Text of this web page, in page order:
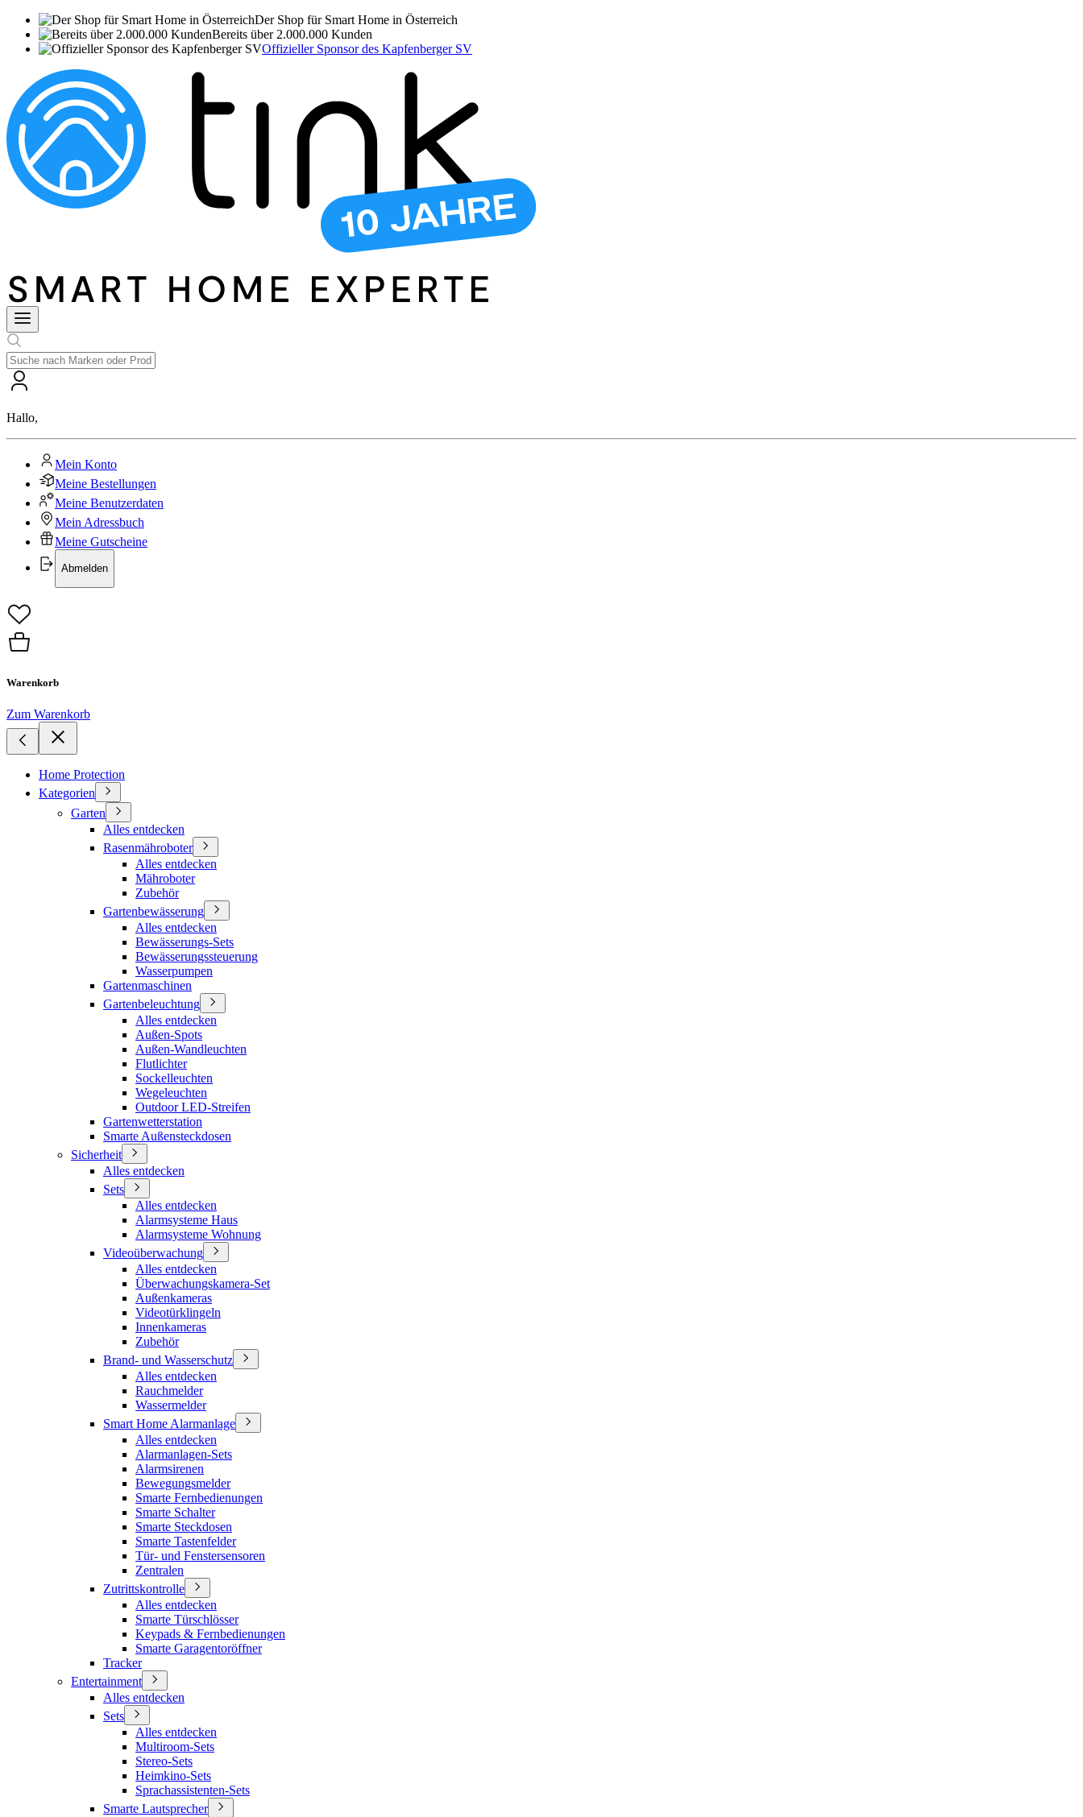
Der Shop für Smart Home in Österreich
Bereits über 2.000.000 Kunden
Offizieller Sponsor des Kapfenberger SV
Hallo,
Mein Konto
Meine Bestellungen
Meine Benutzerdaten
Mein Adressbuch
Meine Gutscheine
Abmelden
Warenkorb
Zum Warenkorb
Home Protection
Kategorien
Garten
Alles entdecken
Rasenmähroboter
Alles entdecken
Mähroboter
Zubehör
Gartenbewässerung
Alles entdecken
Bewässerungs-Sets
Bewässerungssteuerung
Wasserpumpen
Gartenmaschinen
Gartenbeleuchtung
Alles entdecken
Außen-Spots
Außen-Wandleuchten
Flutlichter
Sockelleuchten
Wegeleuchten
Outdoor LED-Streifen
Gartenwetterstation
Smarte Außensteckdosen
Sicherheit
Alles entdecken
Sets
Alles entdecken
Alarmsysteme Haus
Alarmsysteme Wohnung
Videoüberwachung
Alles entdecken
Überwachungskamera-Set
Außenkameras
Videotürklingeln
Innenkameras
Zubehör
Brand- und Wasserschutz
Alles entdecken
Rauchmelder
Wassermelder
Smart Home Alarmanlage
Alles entdecken
Alarmanlagen-Sets
Alarmsirenen
Bewegungsmelder
Smarte Fernbedienungen
Smarte Schalter
Smarte Steckdosen
Smarte Tastenfelder
Tür- und Fenstersensoren
Zentralen
Zutrittskontrolle
Alles entdecken
Smarte Türschlösser
Keypads & Fernbedienungen
Smarte Garagentoröffner
Tracker
Entertainment
Alles entdecken
Sets
Alles entdecken
Multiroom-Sets
Stereo-Sets
Heimkino-Sets
Sprachassistenten-Sets
Smarte Lautsprecher